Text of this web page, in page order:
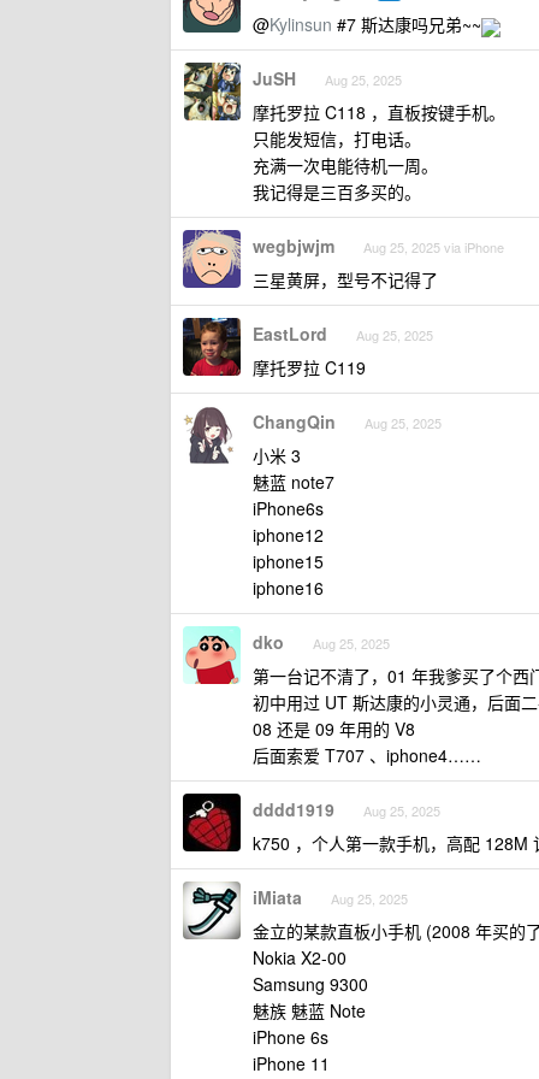
@Kylinsun #7 斯达康吗兄弟~~
JuSH Aug 25, 2025
摩托罗拉 C118 ，直板按键手机。
只能发短信，打电话。
充满一次电能待机一周。
我记得是三百多买的。
wegbjwjm Aug 25, 2025 via iPhone
三星黄屏，型号不记得了
EastLord Aug 25, 2025
摩托罗拉 C119
ChangQin Aug 25, 2025
小米 3
魅蓝 note7
iPhone6s
iphone12
iphone15
iphone16
dko Aug 25, 2025
第一台记不清了，01 年我爹买了个西
初中用过 UT 斯达康的小灵通，后面
08 还是 09 年用的 V8
后面索爱 T707 、iphone4……
dddd1919 Aug 25, 2025
k750 ，个人第一款手机，高配 128M
iMiata Aug 25, 2025
金立的某款直板小手机 (2008 年买的
Nokia X2-00
Samsung 9300
魅族 魅蓝 Note
iPhone 6s
iPhone 11